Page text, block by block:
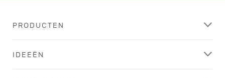
PRODUCTEN
IDEEËN